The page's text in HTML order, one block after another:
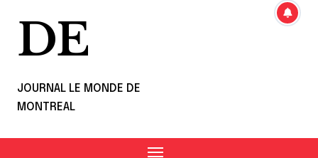
DE
JOURNAL LE MONDE DE
MONTREAL